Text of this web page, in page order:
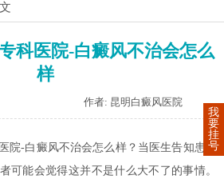
科医院-白癜风不治会怎么
样
作者: 昆明白癜风医院
院-白癜风不治会怎么样？当医生告知患者
可能会觉得这并不是什么大不了的事情。
我
要
挂
号